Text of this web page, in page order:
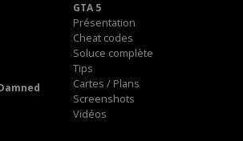
GTA 5
Présentation
Cheat codes
Soluce complète
Tips
Cartes / Plans
Screenshots
Vidéos